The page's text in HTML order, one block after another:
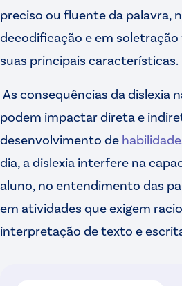
preciso ou fluente da palavra,
decodificação e em
suas principais características.
As consequências da dislexia
podem impactar direta e
desenvolvimento de
dia, a dislexia interfere na
aluno, no entendimento das
em atividades que exigem
interpretação de texto e